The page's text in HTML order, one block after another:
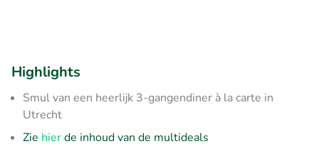
Highlights
Smul van een heerlijk 3-gangendiner à la carte in
Utrecht
Zie hierde inhoud van de multideals